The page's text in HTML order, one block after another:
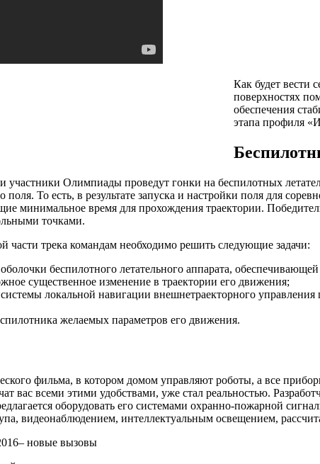
Как будет вести
поверхностях
обеспечения
этапа профиля
участники Олимпиады проведут гонки на беспилотных
То есть, в результате запуска и настройки поля для
минимальное время для прохождения траектории.
точками.
части трека командам необходимо решить следующие задачи:
беспилотного летательного аппарата,
существенное изменение в траектории его движения;
локальной навигации внешнетраекторного
желаемых параметров его движения.
фильма, в котором домом управляют роботы, а все
вас всеми этими удобствами, уже стал реальностью.
оборудовать его системами охранно-пожарной
видеонаблюдением, интеллектуальным освещением,